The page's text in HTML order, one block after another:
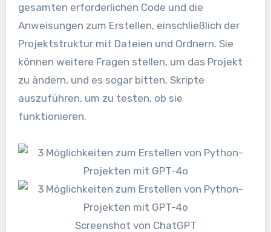
gesamten erforderlichen Code und die
Anweisungen zum Erstellen, einschließlich der
Projektstruktur mit Dateien und Ordnern. Sie
können weitere Fragen stellen, um das Projekt
zu ändern, und es sogar bitten, Skripte
auszuführen, um zu testen, ob sie
funktionieren.
Screenshot von ChatGPT